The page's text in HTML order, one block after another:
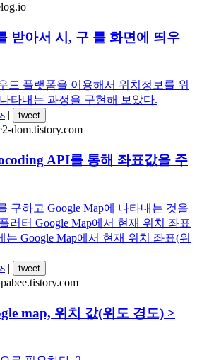
받아서 시, 구 를 화면에 띄우
드 플랫폼을 이용해서 위치정보를 위
타내는 과정을 구현해 보았다.
|
tweet
dom.tistory.com
API를 통해 좌표값을 주
구하고 Google Map에 나타내는 것을
러터 Google Map에서 현재 위치 좌표
Google Map에서 현재 위치 좌표(위
|
tweet
map, 위치 값(위도 경도) >